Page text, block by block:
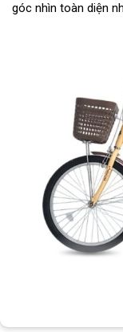
Yên
góc nhìn toàn diện
Xe đạp trẻ em